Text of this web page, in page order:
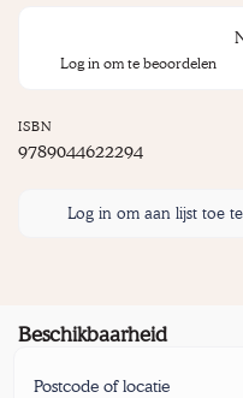
Log in om te beoordelen
ISBN
9789044622294
Log in om aan lijst toe
Beschikbaarheid
Postcode of locatie